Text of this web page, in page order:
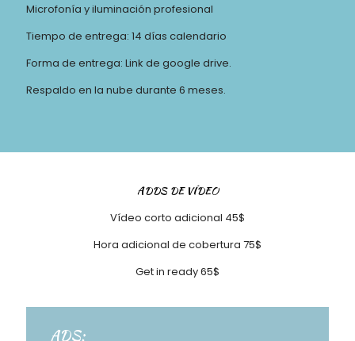
Microfonía y iluminación profesional
Tiempo de entrega: 14 días calendario
Forma de entrega: Link de google drive.
Respaldo en la nube durante 6 meses.
ADDS DE VÍDEO
Vídeo corto adicional 45$
Hora adicional de cobertura 75$
Get in ready 65$
ADS: